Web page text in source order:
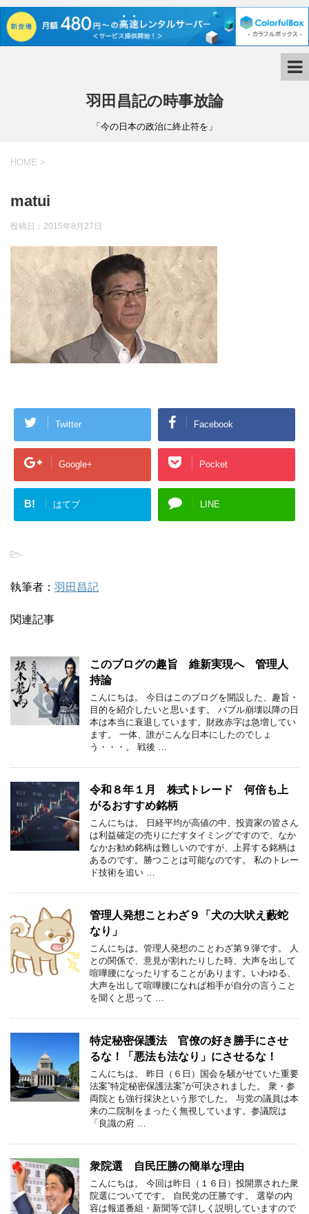
羽田昌記の時事放論
「今の日本の政治に終止符を」
HOME >
matui
投稿日： 2015年8月27日
Twitter Facebook
Google+ Pocket
B! はてブ LINE
-
執筆者： 羽田昌記
関連記事
このブログの趣旨 維新実現へ 管理人
持論
こんにちは。 今日はこのブログを開設した、趣旨・
目的を紹介したいと思います。 バブル崩壊以降の日
本は本当に衰退しています。財政赤字は急増してい
ます。 一体、誰がこんな日本にしたのでしょ
う・・・。 戦後 …
令和８年１月 株式トレード 何倍も上
がるおすすめ銘柄
こんにちは。 日経平均が高値の中、投資家の皆さん
は利益確定の売りにだすタイミングですので、なか
なかお勧め銘柄は難しいのですが、上昇する銘柄は
あるのです。勝つことは可能なのです。 私のトレー
ド技術を追い …
管理人発想ことわざ９「犬の大吠え藪蛇
なり」
こんにちは。管理人発想のことわざ第９弾です。 人
との関係で、意見が割れたりした時、大声を出して
喧嘩腰になったりすることがあります。いわゆる、
大声を出して喧嘩腰になれば相手が自分の言うこと
を聞くと思って …
特定秘密保護法 官僚の好き勝手にさせ
るな！「悪法も法なり」にさせるな！
こんにちは。 昨日（６日）国会を騒がせていた重要
法案”特定秘密保護法案”が可決されました。 衆・参
両院とも強行採決という形でした。 与党の議員は本
来の二院制をまったく無視しています。参議院は
「良識の府 …
衆院選 自民圧勝の簡単な理由
こんにちは。 今回は昨日（１６日）投開票された衆
院選についてです。 自民党の圧勝です。 選挙の内
容は報道番組・新聞等で詳しく説明していますので